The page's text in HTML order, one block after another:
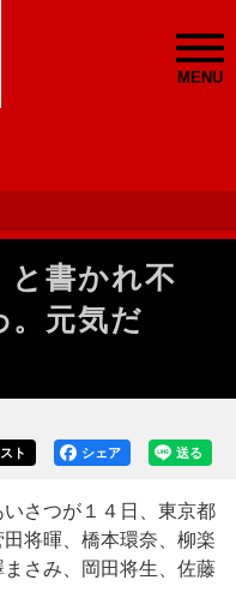
MENU
と書かれ不
元気だ
送る
シェア
ト
さつが１４日、東京都
将暉、橋本環奈、柳楽
さみ、岡田将生、佐藤